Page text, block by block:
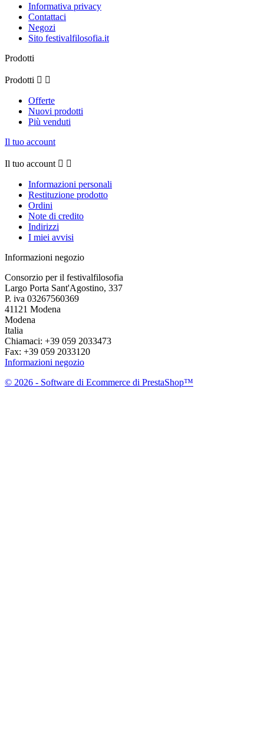
Informativa privacy
Contattaci
Negozi
Sito festivalfilosofia.it
Prodotti
Prodotti  
Offerte
Nuovi prodotti
Più venduti
Il tuo account
Il tuo account  
Informazioni personali
Restituzione prodotto
Ordini
Note di credito
Indirizzi
I miei avvisi
Informazioni negozio
Consorzio per il festivalfilosofia
Largo Porta Sant'Agostino, 337
P. iva 03267560369
41121 Modena
Modena
Italia
Chiamaci: +39 059 2033473
Fax: +39 059 2033120
Informazioni negozio
© 2026 - Software di Ecommerce di PrestaShop™